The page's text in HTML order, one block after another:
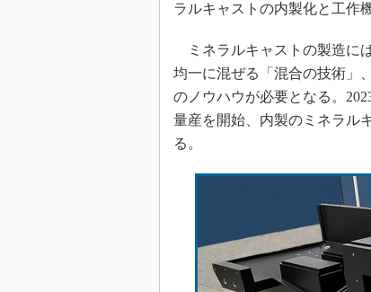
ラルキャストの内製化と工作
ミネラルキャストの製造に
均一に混ぜる「混合の技術」
のノウハウが必要となる。
量産を開始、内製のミネラル
る。